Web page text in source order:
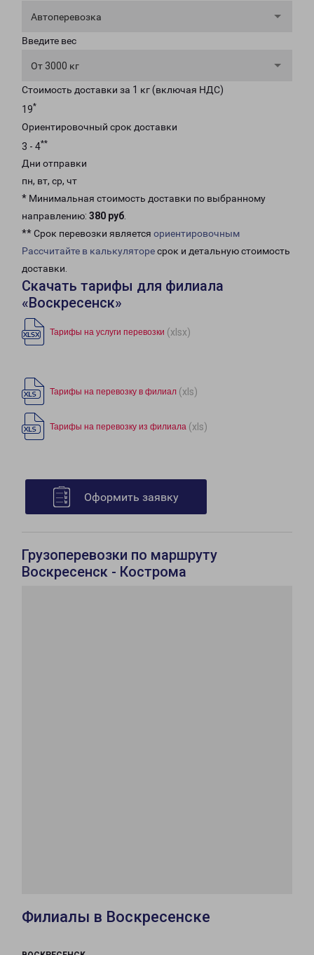
Автоперевозка
Введите вес
От 3000 кг
Стоимость доставки за 1 кг (включая НДС)
19*
Ориентировочный срок доставки
3 - 4**
Дни отправки
пн, вт, ср, чт
* Минимальная стоимость доставки по выбранному
направлению: 380 руб.
** Срок перевозки является ориентировочным
Рассчитайте в калькуляторесрок и детальную стоимость
доставки.
Скачать тарифы для филиала
«Воскресенск»
Тарифы на услуги перевозки (xlsx)
Тарифы на перевозку в филиал (xls)
Тарифы на перевозку из филиала (xls)
Оформить заявку
Грузоперевозки по маршруту
Воскресенск - Кострома
Филиалы в Воскресенске